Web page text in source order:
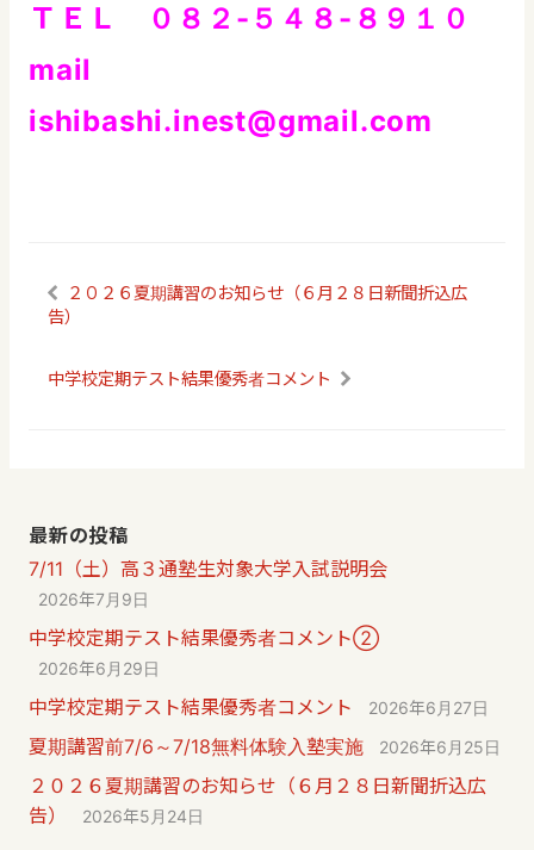
ＴＥＬ ０８２-５４８-８９１０
mail
ishibashi.inest@gmail.com
２０２６夏期講習のお知らせ（６月２８日新聞折込広
告）
中学校定期テスト結果優秀者コメント
最新の投稿
7/11（土）高３通塾生対象大学入試説明会
2026年7月9日
中学校定期テスト結果優秀者コメント②
2026年6月29日
中学校定期テスト結果優秀者コメント 2026年6月27日
夏期講習前7/6～7/18無料体験入塾実施 2026年6月25日
２０２６夏期講習のお知らせ（６月２８日新聞折込広
告）
2026年5月24日